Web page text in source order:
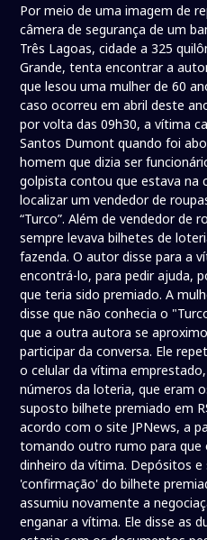
Por meio de uma imagem de
câmera de segurança de um
Três Lagoas, cidade a 325
Grande, tenta encontrar a
que lesou uma mulher de 60
caso ocorreu em abril deste
por volta das 09h30, a vítima
Santos Dumont quando foi
homem que dizia ser
golpista contou que estava na
localizar um vendedor de
“Turco”. Além de vendedor de
sempre levava bilhetes de
fazenda. O autor disse para a
encontrá-lo, para pedir ajuda,
que teria sido premiado. A
disse que não conhecia o
que a outra autora se
participar da conversa. Ele
o celular da vítima
números da loteria, que eram
suposto bilhete premiado em
acordo com o site JPNews, a
tomando outro rumo para que
dinheiro da vítima. Depósitos e
'confirmação' do bilhete
assumiu novamente a
enganar a vítima. Ele disse as